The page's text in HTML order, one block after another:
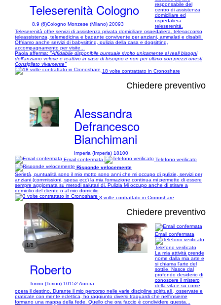
Teleserenità Cologno
8,9 (6)Cologno Monzese (Milano) 20093
responsabile del
centro di assistenza
domiciliare ed
ospedaliera
teleserenità.
Teleserenità offre servizi di assistenza privata domiciliare ospedaliera, telesoccorso,
teleassistenza, telemedicina e badante convivente per anziani, ammalati e disabili.
Offriamo anche servizi di babysitting, pulizia della casa e dogsitting,
accompagnamento per visite...
Paola afferma: "Affidabile disponibile puntuale rivolto unicamente ai reali bisogni
dell'anziano veloce e reattivo in caso di bisogno e non per ultimo con prezzi onesti
Consigliato vivamente"
18 volte contrattato in Cronoshare
Chiedere preventivo
Alessandra
Defrancesco
Bianchimani
Imperia (Imperia) 18100
Email confermata
Telefono verificato
Risponde velocemente
Serietà, puntualità sono il mio motto sono anni che mi occupo di pulizie, servizi per
anziani (commissioni, spesa ecc) la mia formazione continua mi permette di essere
sempre aggiornata su metodi salutari di. Pulizia Mi occupo anche di stirare a
domicilio del cliente o al mio domicilio
3 volte contrattato in Cronoshare
1/8
Chiedere preventivo
Roberto
Torino (Torino) 10152 Aurora
Email confermata
Telefono verificato
La mia attività prende
nome dalla mia arte e
si chiama l'arte del
sottile. Nasce dal
profondo desiderio di
conoscere il mistero
della vita e su come
opera il destino. Durante il mio percorso nelle varie discipline spirituali , osservate e
praticate con mente eclettica, ho raggiunto diversi traguardi che nell'insieme
formano una mappa della fede. Quello che ora faccio è condividere questa...